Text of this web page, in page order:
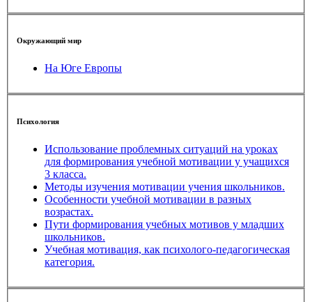
Окружающий мир
На Юге Европы
Психология
Использование проблемных ситуаций на уроках
для формирования учебной мотивации у учащихся
3 класса.
Методы изучения мотивации учения школьников.
Особенности учебной мотивации в разных
возрастах.
Пути формирования учебных мотивов у младших
школьников.
Учебная мотивация, как психолого-педагогическая
категория.